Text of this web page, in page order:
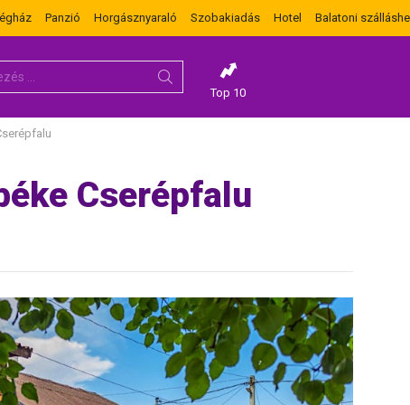
Panzió Horgásznyaraló Szobakiadás Hotel Balatoni
Top 10
Cserépfalu